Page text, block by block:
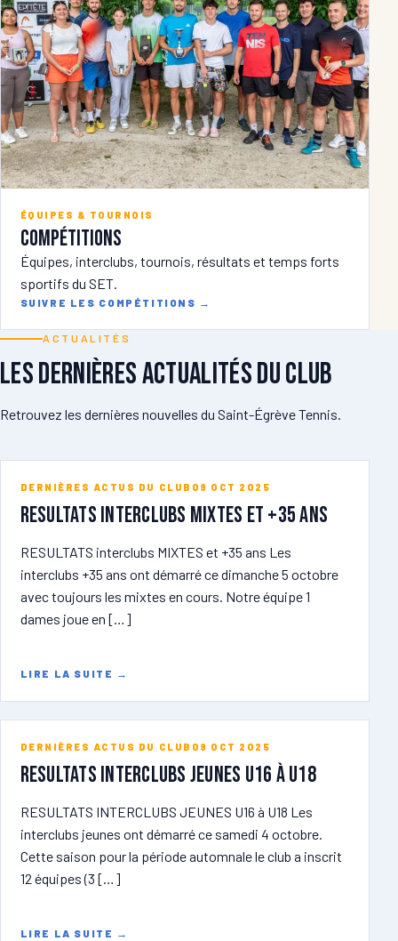
ÉQUIPES & TOURNOIS
Compétitions
Équipes, interclubs, tournois, résultats et temps forts
sportifs du SET.
SUIVRE LES COMPÉTITIONS →
ACTUALITÉS
Les dernières actualités du club
Retrouvez les dernières nouvelles du Saint-Égrève Tennis.
DERNIÈRES ACTUS DU CLUB 09 OCT 2025
RESULTATS Interclubs MIXTES et +35 ans
RESULTATS interclubs MIXTES et +35 ans Les
interclubs +35 ans ont démarré ce dimanche 5 octobre
avec toujours les mixtes en cours. Notre équipe 1
dames joue en […]
LIRE LA SUITE →
DERNIÈRES ACTUS DU CLUB 09 OCT 2025
RESULTATS INTERCLUBS JEUNES U16 à U18
RESULTATS INTERCLUBS JEUNES U16 à U18 Les
interclubs jeunes ont démarré ce samedi 4 octobre.
Cette saison pour la période automnale le club a inscrit
12 équipes (3 […]
LIRE LA SUITE →